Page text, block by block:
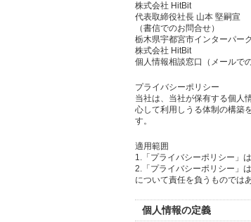
株式会社 HitBit
代表取締役社長 山本 堅嗣宣
（書信でのお問合せ）
栃木県宇都宮市インターパー
株式会社 HitBit
個人情報相談窓口（メールで
プライバシーポリシー
当社は、当社が保有する個人
心して利用しうる体制の構築
す。
適用範囲
1.「プライバシーポリシー」
2.「プライバシーポリシー」
について責任を負うものでは
個人情報の定義